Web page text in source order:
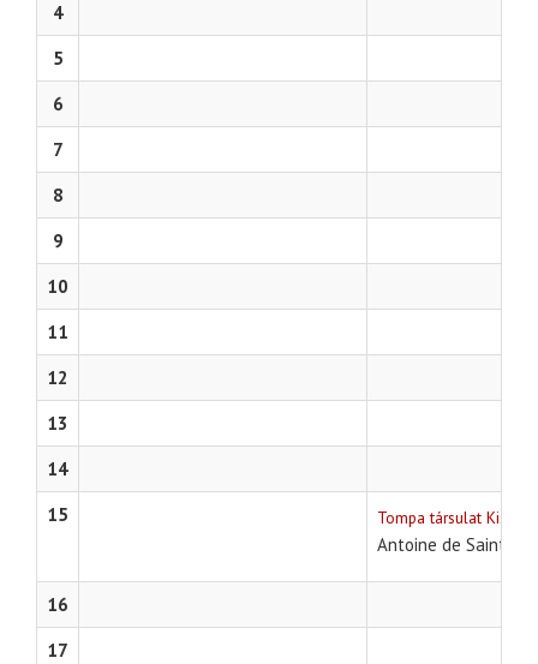
4
5
6
7
8
9
10
11
12
13
14
15
Tompa társulat
Antoine de Saint-
16
17